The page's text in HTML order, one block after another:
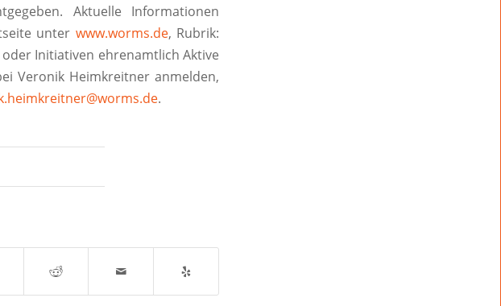
Aktuelle Informationen
unter www.worms.de, Rubrik:
Initiativen ehrenamtlich Aktive
Veronik Heimkreitner anmelden,
.